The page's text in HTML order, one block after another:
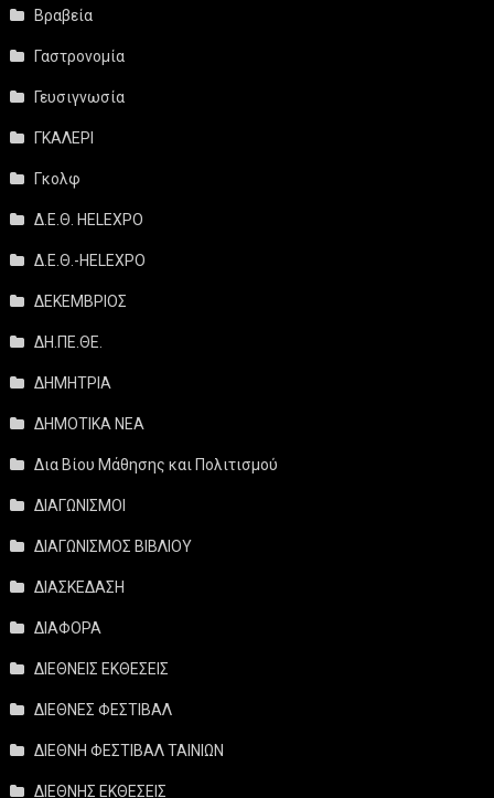
Βραβεία
Γαστρονομία
Γευσιγνωσία
ΓΚΑΛΕΡΙ
Γκολφ
Δ.Ε.Θ. HELEXPO
Δ.Ε.Θ.-HELEXPO
ΔΕΚΕΜΒΡΙΟΣ
ΔΗ.ΠΕ.ΘΕ.
ΔΗΜΗΤΡΙΑ
ΔΗΜΟΤΙΚΑ ΝΕΑ
Δια Βίου Μάθησης και Πολιτισμού
ΔΙΑΓΩΝΙΣΜΟΙ
ΔΙΑΓΩΝΙΣΜΟΣ ΒΙΒΛΙΟΥ
ΔΙΑΣΚΕΔΑΣΗ
ΔΙΑΦΟΡΑ
ΔΙΕΘΝΕΙΣ ΕΚΘΕΣΕΙΣ
ΔΙΕΘΝΕΣ ΦΕΣΤΙΒΑΛ
ΔΙΕΘΝΗ ΦΕΣΤΙΒΑΛ ΤΑΙΝΙΩΝ
ΔΙΕΘΝΗΣ ΕΚΘΕΣΕΙΣ